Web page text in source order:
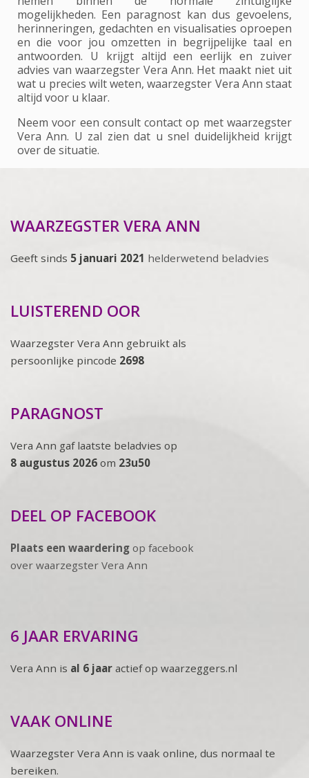
mogelijkheden. Een paragnost kan dus gevoelens,
herinneringen, gedachten en visualisaties oproepen
en die voor jou omzetten in begrijpelijke taal en
antwoorden. U krijgt altijd een eerlijk en zuiver
advies van waarzegster Vera Ann. Het maakt niet uit
wat u precies wilt weten, waarzegster Vera Ann staat
altijd voor u klaar.
Neem voor een consult contact op met waarzegster
Vera Ann. U zal zien dat u snel duidelijkheid krijgt
over de situatie.
WAARZEGSTER VERA ANN
Geeft sinds 5 januari 2021 helderwetend beladvies
LUISTEREND OOR
Waarzegster Vera Ann gebruikt als
persoonlijke pincode 2698
PARAGNOST
Vera Ann gaf laatste beladvies op
8 augustus 2026 om 23u50
DEEL OP FACEBOOK
Plaats een waardering op facebook
over waarzegster Vera Ann
6 JAAR ERVARING
Vera Ann is al 6 jaar actief op waarzeggers.nl
VAAK ONLINE
Waarzegster Vera Ann is vaak online, dus normaal te
bereiken.